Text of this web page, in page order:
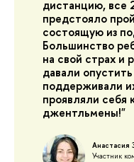
дистанцию, все
предстояло
состоящую из
Большинство
на свой страх
давали
поддерживали
проявляли себя
джентльмены!"
Анастасия
Участник